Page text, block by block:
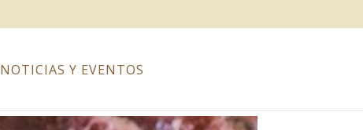
NOTICIAS Y EVENTOS